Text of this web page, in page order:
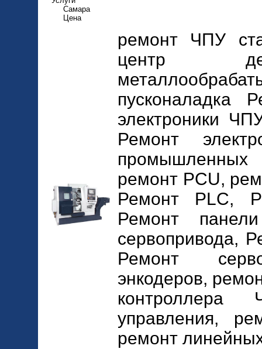
Самара
Цена
ремонт ЧПУ
центр
пусконаладка
электроники
Ремонт
ремонт PCU,
Ремонт PLC,
Ремонт
сервопривода,
Ремонт
энкодеров,
управления,
ремонт